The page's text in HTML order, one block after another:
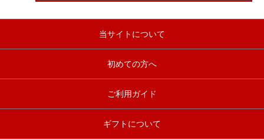
当サイトについて
初めての方へ
ご利用ガイド
ギフトについて